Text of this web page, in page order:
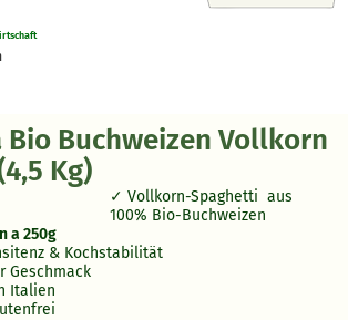
Bio Buchweizen Vollkorn
Kg)
Vollkorn-Spaghetti aus
100% Bio-Buchweizen
a 250g
& Kochstabilität
Geschmack
Italien